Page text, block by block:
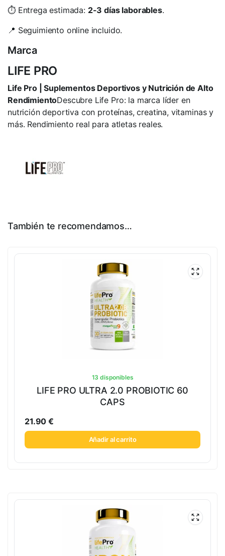
⏱️ Entrega estimada: 2-3 días laborables.
📍 Seguimiento online incluido.
Marca
LIFE PRO
Life Pro | Suplementos Deportivos y Nutrición de Alto
RendimientoDescubre Life Pro: la marca líder en
nutrición deportiva con proteínas, creatina, vitaminas y
más. Rendimiento real para atletas reales.
También te recomendamos…
13 disponibles
LIFE PRO ULTRA 2.0 PROBIOTIC 60
CAPS
21.90€
Añadir al carrito